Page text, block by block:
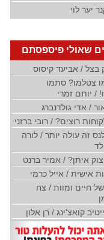
יער לוי
שאולי פיספסתם
בצל / אביעד קיסוס
צטלמו? סתמו
/ יותם זמרי
/ אדי גולדנברג
רוצים? / רובי ברזני
זה עולה יותר / לורה
איתן? / אמיר ברנט
אישית / אייל כרמי
של חיים ומוות / צח
קואצ'ינג / רן אלון